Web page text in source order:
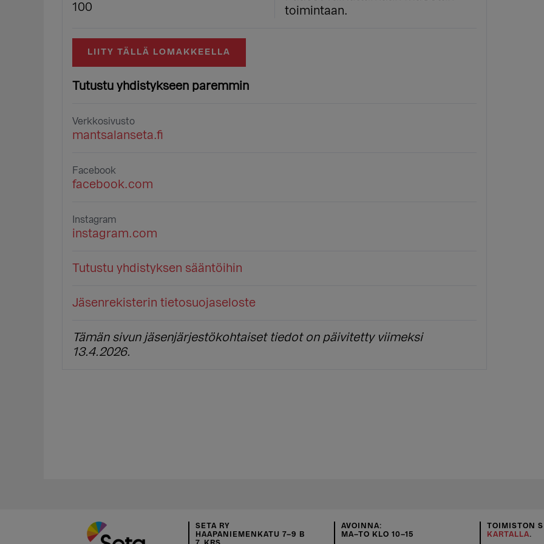
100
toimintaan.
LIITY TÄLLÄ LOMAKKEELLA
Tutustu yhdistykseen paremmin
Verkkosivusto
mantsalanseta.fi
Facebook
facebook.com
Instagram
instagram.com
Tutustu yhdistyksen sääntöihin
Jäsenrekisterin tietosuojaseloste
Tämän sivun jäsenjärjestökohtaiset tiedot on päivitetty viimeksi
13.4.2026.
SETA RY
HAAPANIEMENKATU 7–9 B
AVOINNA:
MA–TO KLO 10–15
TOIMISTON
KARTALLA.